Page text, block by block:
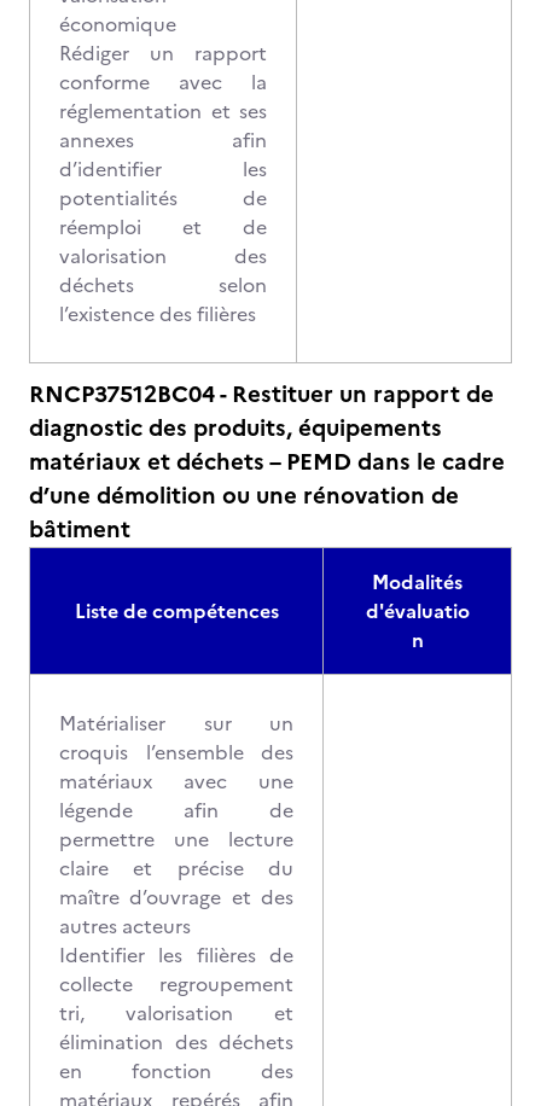
économique
Rédiger un rapport
conforme avec la
réglementation et ses
annexes afin
d’identifier les
potentialités de
réemploi et de
valorisation des
déchets selon
l’existence des filières
RNCP37512BC04 - Restituer un rapport de
diagnostic des produits, équipements
matériaux et déchets – PEMD dans le cadre
d’une démolition ou une rénovation de
bâtiment
Liste de compétences
Modalités
d'évaluatio
n
Matérialiser sur un
croquis l’ensemble des
matériaux avec une
légende afin de
permettre une lecture
claire et précise du
maître d’ouvrage et des
autres acteurs
Identifier les filières de
collecte regroupement
tri, valorisation et
élimination des déchets
en fonction des
matériaux repérés afin